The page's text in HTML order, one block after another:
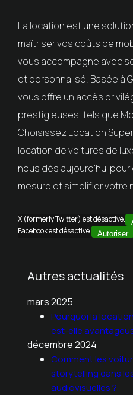
La location est une
maîtriser vos coûts de
vous accompagne avec
et personnalisé. Basée à
vous offre un accès
prestigieuses, tels que
Choisissez Location
location de voitures de
nous dès aujourd'hui
mesure et simplifier votre
X (formerly Twitter) est désactivé.
Facebook est désactivé. Autoriser
Autres actualités
mars 2025
Pourquoi la
est-elle
décembre 2024
Comment les
storytelling dans
audiovisuelles ?